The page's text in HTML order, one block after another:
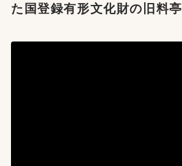
た国登録有形文化財の旧料亭